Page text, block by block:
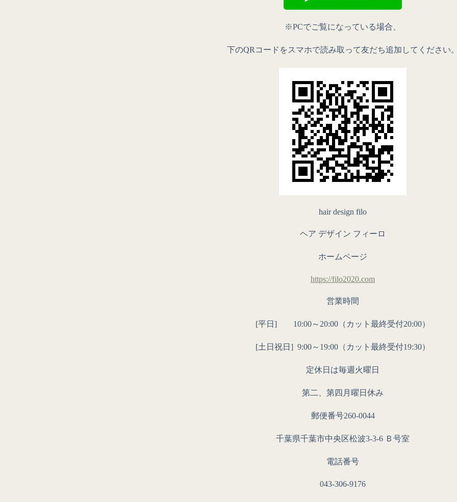
※PCでご覧になっている場合、
下のQRコードをスマホで読み取って友だち追加してください
hair design filo
ヘア デザイン フィーロ
ホームページ
https://filo2020.com
営業時間
[平日] 10:00～20:00（カット最終受付20:00）
[土日祝日] 9:00～19:00（カット最終受付19:30）
定休日は毎週火曜日
第二、第四月曜日休み
郵便番号260-0044
千葉県千葉市中央区松波3-3-6 Ｂ号室
電話番号
043-306-9176